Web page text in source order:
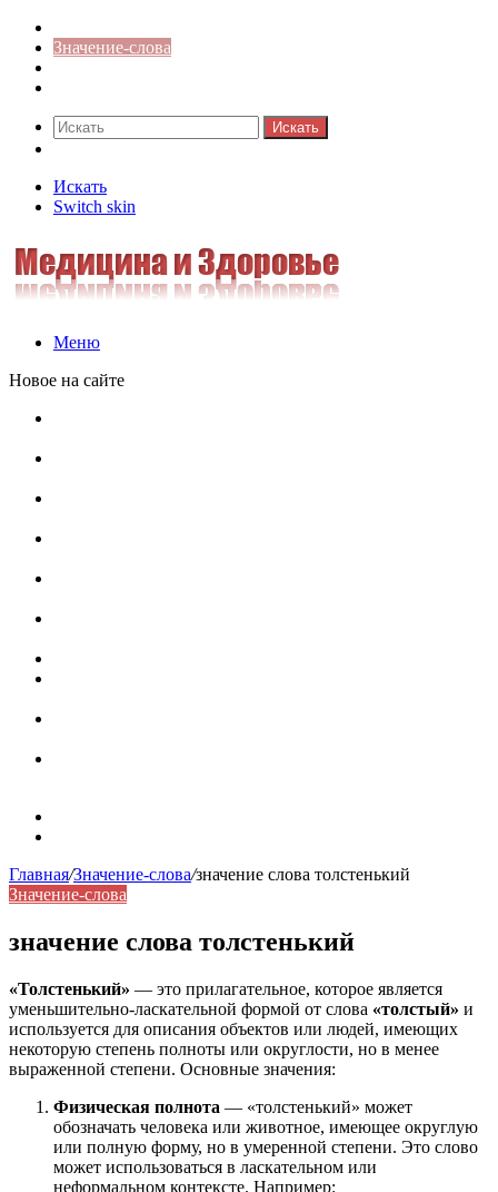
Значение-слова
Искать
Искать
Switch skin
Меню
Новое на сайте
Главная/Значение-слова/значение слова толстенький
Значение-слова
значение слова толстенький
«Толстенький» — это прилагательное, которое является
уменьшительно-ласкательной формой от слова «толстый» и
используется для описания объектов или людей, имеющих
некоторую степень полноты или округлости, но в менее
выраженной степени. Основные значения:
Физическая полнота — «толстенький» может
обозначать человека или животное, имеющее округлую
или полную форму, но в умеренной степени. Это слово
может использоваться в ласкательном или
неформальном контексте. Например: